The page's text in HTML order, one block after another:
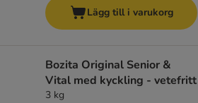
Lägg till i varukorg
Bozita Original Senior &
Vital med kyckling - vetefritt
3 kg